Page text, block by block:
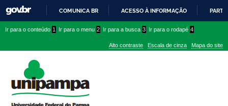
PARA
CONTEÚDO
COMUNICA BR ACESSO À INFORMAÇÃO
conteúdo
menu
superior
menu
Ir para o conteúdo 1 Ir para o menu 2 Ir para a busca 3 Ir para o rodapé 4
Alto contraste Escala de cinza Mapa do site